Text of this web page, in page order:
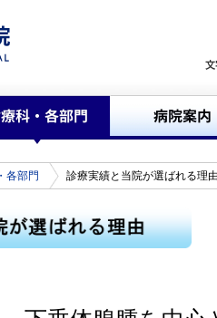
各部門 診療実績と当院が選ばれる理